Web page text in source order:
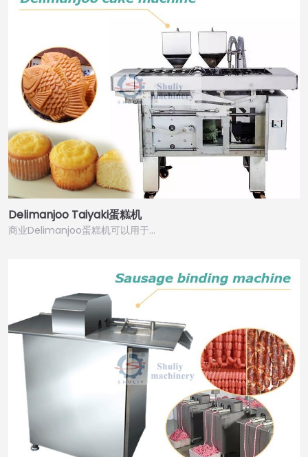
Delimanjoo Taiyaki蛋糕机
商业Delimanjoo蛋糕机可以用于…